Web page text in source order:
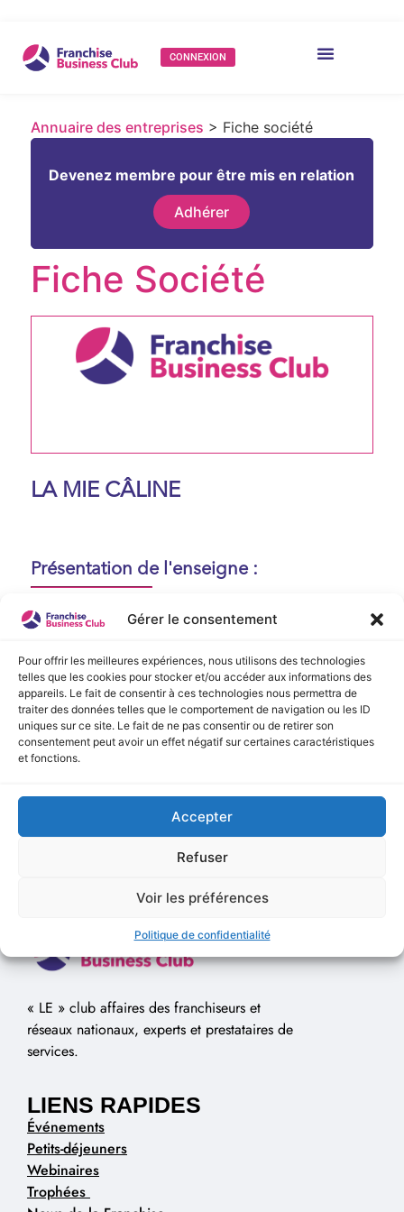
Gérer le consentement
Pour offrir les meilleures expériences, nous utilisons des technologies
telles que les cookies pour stocker et/ou accéder aux informations des
appareils. Le fait de consentir à ces technologies nous permettra de
traiter des données telles que le comportement de navigation ou les ID
uniques sur ce site. Le fait de ne pas consentir ou de retirer son
consentement peut avoir un effet négatif sur certaines caractéristiques
et fonctions.
Accepter
Refuser
Voir les préférences
Politique de confidentialité
CONNEXION
Annuaire des entreprises > Fiche société
Devenez membre pour être mis en relation
Adhérer
Fiche Société
LA MIE CÂLINE
Présentation de l'enseigne :
Aucune présentation n'est disponible
actuellement !
Vidéo de Présentation
Aucune vidéo disponible.
« LE » club affaires des franchiseurs et
réseaux nationaux, experts et prestataires de
services.
LIENS RAPIDES
Événements
Petits-déjeuners
Webinaires
Trophées